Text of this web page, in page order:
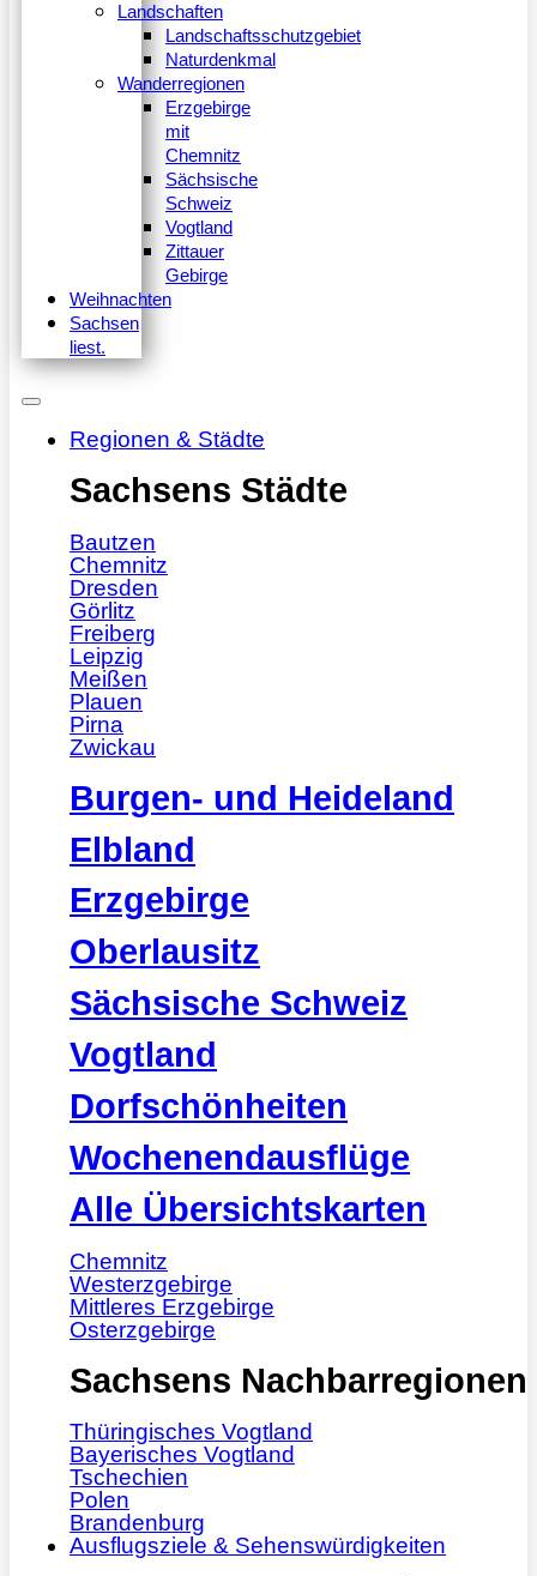
Landschaften
Landschaftsschutzgebiet
Naturdenkmal
Wanderregionen
Erzgebirge
mit
Chemnitz
Sächsische
Schweiz
Vogtland
Zittauer
Gebirge
Weihnachten
Sachsen
liest.
Regionen & Städte
Sachsens Städte
Bautzen
Chemnitz
Dresden
Görlitz
Freiberg
Leipzig
Meißen
Plauen
Pirna
Zwickau
Burgen- und Heideland
Elbland
Erzgebirge
Oberlausitz
Sächsische Schweiz
Vogtland
Dorfschönheiten
Wochenendausflüge
Alle Übersichtskarten
Chemnitz
Westerzgebirge
Mittleres Erzgebirge
Osterzgebirge
Sachsens Nachbarregionen
Thüringisches Vogtland
Bayerisches Vogtland
Tschechien
Polen
Brandenburg
Ausflugsziele & Sehenswürdigkeiten